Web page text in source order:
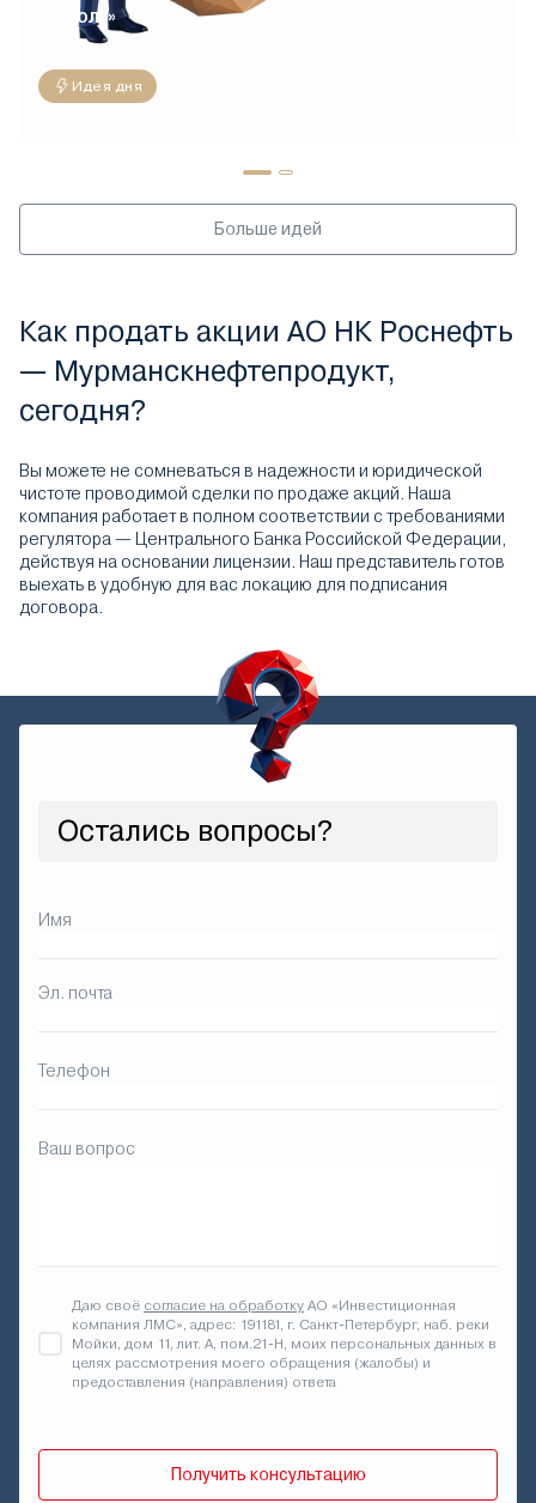
«в долг»
Идея дня
Больше идей
Как продать акции АО НК Роснефть
— Мурманскнефтепродукт,
сегодня?
Вы можете не сомневаться в надежности и юридической
чистоте проводимой сделки по продаже акций. Наша
компания работает в полном соответствии с требованиями
регулятора — Центрального Банка Российской Федерации,
действуя на основании лицензии. Наш представитель готов
выехать в удобную для вас локацию для подписания
договора.
Остались вопросы?
Имя
Эл. почта
Телефон
Ваш вопрос
Даю своё согласие на обработку АО «Инвестиционная
компания ЛМС», адрес: 191181, г. Санкт-Петербург, наб. реки
Мойки, дом 11, лит. А, пом.21-Н, моих персональных данных в
целях рассмотрения моего обращения (жалобы) и
предоставления (направления) ответа
Получить консультацию